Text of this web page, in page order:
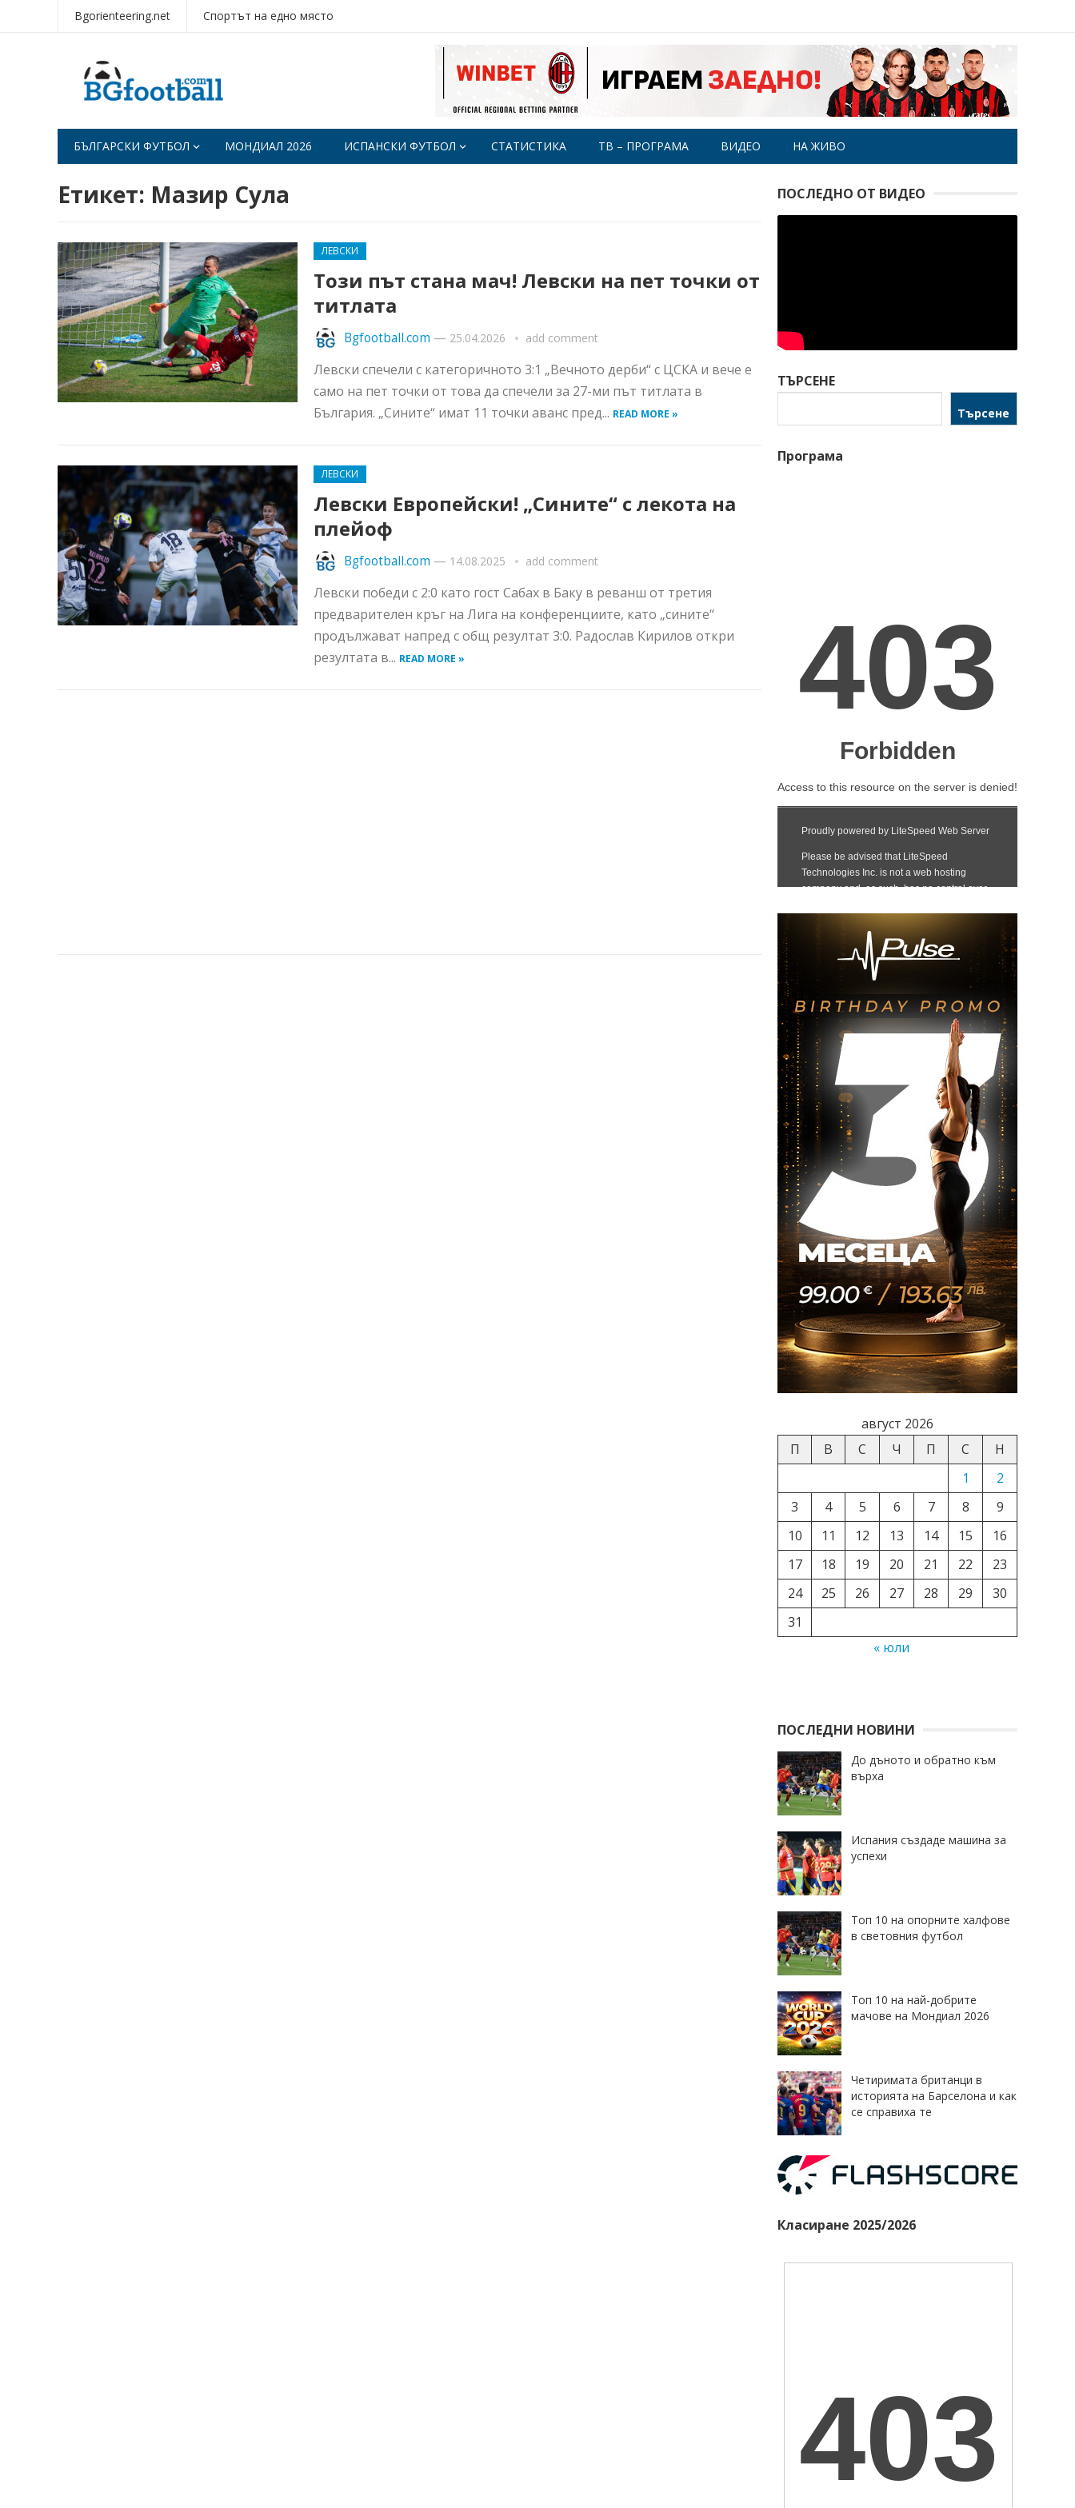
Bgorienteering.net Спортът на едно място
БЪЛГАРСКИ ФУТБОЛ МОНДИАЛ 2026 ИСПАНСКИ ФУТБОЛ СТАТИСТИКА ТВ – ПРОГРАМА ВИДЕО НА ЖИВО
Етикет: Мазир Сула
ЛЕВСКИ
Този път стана мач! Левски на пет точки от
титлата
Bgfootball.com — 25.04.2026 add comment
Левски спечели с категоричното 3:1 „Вечното дерби“ с ЦСКА и вече е
само на пет точки от това да спечели за 27-ми път титлата в
България. „Сините“ имат 11 точки аванс пред... READ MORE »
ЛЕВСКИ
Левски Европейски! „Сините“ с лекота на
плейоф
Bgfootball.com — 14.08.2025 add comment
Левски победи с 2:0 като гост Сабах в Баку в реванш от третия
предварителен кръг на Лига на конференциите, като „сините“
продължават напред с общ резултат 3:0. Радослав Кирилов откри
резултата в... READ MORE »
ПОСЛЕДНО ОТ ВИДЕО
ТЪРСЕНЕ
Търсене
Програма
август 2026
П
В С Ч П С
Н
1
2
3
4 5 6 7 8
9
10
11 12 13 14 15
16
17
18 19 20 21 22
23
24
25 26 27 28 29
30
31
« юли
ПОСЛЕДНИ НОВИНИ
До дъното и обратно към
върха
Испания създаде машина за
успехи
Топ 10 на опорните халфове
в световния футбол
Топ 10 на най-добрите
мачове на Мондиал 2026
Четиримата британци в
историята на Барселона и как
се справиха те
Класиране 2025/2026